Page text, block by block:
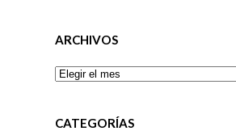
ARCHIVOS
Archivos
CATEGORÍAS